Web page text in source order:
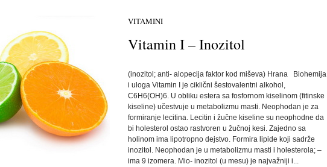
VITAMINI
Vitamin I – Inozitol
(inozitol; anti- alopecija faktor kod miševa) Hrana Biohemija
i uloga Vitamin I je ciklični šestovalentni alkohol,
C6H6(OH)6. U obliku estera sa fosfornom kiselinom (fitinske
kiseline) učestvuje u metabolizmu masti. Neophodan je za
formiranje lecitina. Lecitin i žučne kiseline su neophodne da
bi holesterol ostao rastvoren u žučnoj kesi. Zajedno sa
holinom ima lipotropno dejstvo. Formira lipide koji sadrže
inozitol. Neophodan je u metabolizmu masti i holesterola; –
ima 9 izomera. Mio- inozitol (u mesu) je najvažniji i...